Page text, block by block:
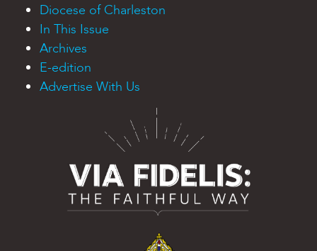
Diocese of Charleston
In This Issue
Archives
E-edition
Advertise With Us